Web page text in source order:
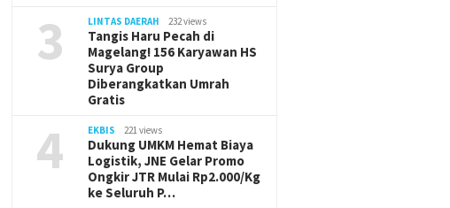
3 LINTAS DAERAH 232 views
Tangis Haru Pecah di
Magelang! 156 Karyawan HS
Surya Group
Diberangkatkan Umrah
Gratis
4 EKBIS 221 views
Dukung UMKM Hemat Biaya
Logistik, JNE Gelar Promo
Ongkir JTR Mulai Rp2.000/Kg
ke Seluruh P…